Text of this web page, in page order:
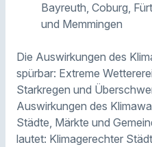
Bayreuth, Coburg,
und Memmingen
Die Auswirkungen des
spürbar: Extreme
Starkregen und
Auswirkungen des
Städte, Märkte und
lautet: Klimagerechter